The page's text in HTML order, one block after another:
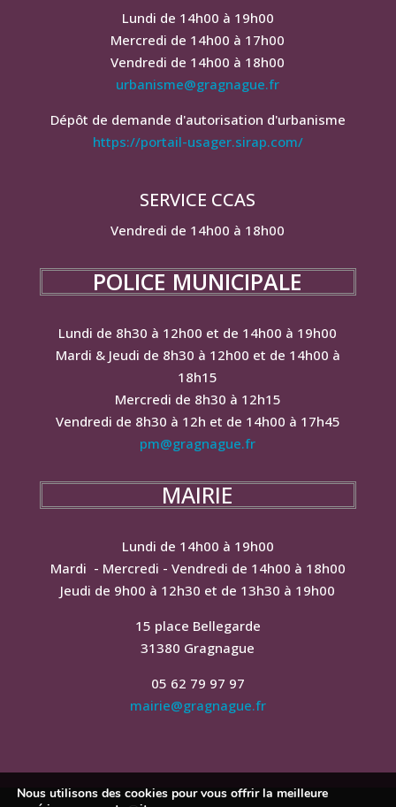
Lundi de 14h00 à 19h00
Mercredi de 14h00 à 17h00
Vendredi de 14h00 à 18h00
urbanisme@gragnague.fr
Dépôt de demande d'autorisation d'urbanisme
https://portail-usager.sirap.com/
SERVICE CCAS
Vendredi de 14h00 à 18h00
POLICE MUNICIPALE
Lundi de 8h30 à 12h00 et de 14h00 à 19h00
Mardi & Jeudi de 8h30 à 12h00 et de 14h00 à
18h15
Mercredi de 8h30 à 12h15
Vendredi de 8h30 à 12h et de 14h00 à 17h45
pm@gragnague.fr
MAIRIE
Lundi de 14h00 à 19h00
Mardi - Mercredi - Vendredi de 14h00 à 18h00
Jeudi de 9h00 à 12h30 et de 13h30 à 19h00
15 place Bellegarde
31380 Gragnague
05 62 79 97 97
mairie@gragnague.fr
Nous utilisons des cookies pour vous offrir la meilleure